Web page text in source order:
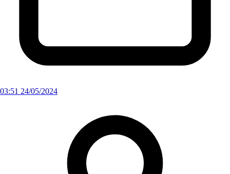
03:51 24/05/2024